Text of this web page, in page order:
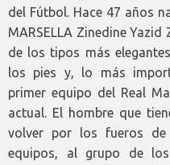
del Fútbol. Hace 47 años
MARSELLA Zinedine
de los tipos más
los pies y, lo más
primer equipo del Real
actual. El hombre que
volver por los fueros
equipos, al grupo de